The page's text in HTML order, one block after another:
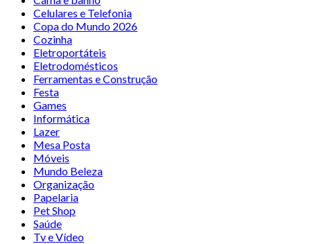
Celulares e Telefonia
Copa do Mundo 2026
Cozinha
Eletroportáteis
Eletrodomésticos
Ferramentas e Construção
Festa
Games
Informática
Lazer
Mesa Posta
Móveis
Mundo Beleza
Organização
Papelaria
Pet Shop
Saúde
Tv e Vídeo